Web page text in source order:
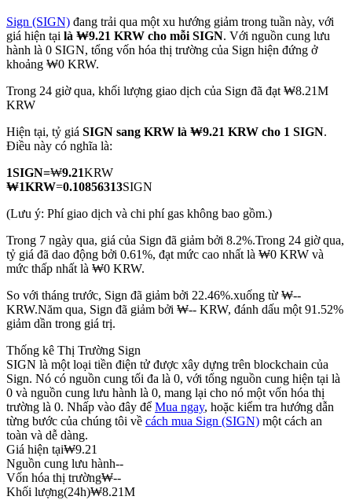
COIN-M Futures
Futures sử dụng token làm tài sản thế chấp
Phái sinh cổ phiếu, ngoại hối, kim loại quý và hàng hóa
USDC Futures vĩnh cửu
Futures sử dụng USDC làm tài sản thế chấp
Sao chép Giao dịch
Sign (SIGN) đang trải qua một xu hướng giảm trong tuần này, với
giá hiện tại là ₩9.21 KRW cho mỗi SIGN. Với nguồn cung lưu
hành là 0 SIGN, tổng vốn hóa thị trường của Sign hiện đứng ở
khoảng ₩0 KRW.
Trong 24 giờ qua, khối lượng giao dịch của Sign đã đạt ₩8.21M
KRW
Hiện tại, tỷ giá SIGN sang KRW là ₩9.21 KRW cho 1 SIGN.
Điều này có nghĩa là:
1SIGN=₩9.21KRW
₩1KRW=0.10856313SIGN
(Lưu ý: Phí giao dịch và chi phí gas không bao gồm.)
Trong 7 ngày qua, giá của Sign đã giảm bởi 8.2%.Trong 24 giờ qua,
tỷ giá đã dao động bởi 0.61%, đạt mức cao nhất là ₩0 KRW và
mức thấp nhất là ₩0 KRW.
So với tháng trước, Sign đã giảm bởi 22.46%.xuống từ ₩--
KRW.Năm qua, Sign đã giảm bởi ₩-- KRW, đánh dấu một 91.52%
giảm dần trong giá trị.
Thống kê Thị Trường Sign
SIGN là một loại tiền điện tử được xây dựng trên blockchain của
Sign. Nó có nguồn cung tối đa là 0, với tổng nguồn cung hiện tại là
0 và nguồn cung lưu hành là 0, mang lại cho nó một vốn hóa thị
trường là 0. Nhấp vào đây để Mua ngay, hoặc kiểm tra hướng dẫn
từng bước của chúng tôi về cách mua Sign (SIGN) một cách an
toàn và dễ dàng.
Giá hiện tại₩9.21
Nguồn cung lưu hành--
Vốn hóa thị trường₩--
Khối lượng(24h)₩8.21M